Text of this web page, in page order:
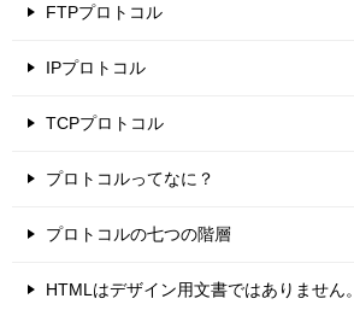
FTPプロトコル
IPプロトコル
TCPプロトコル
プロトコルってなに？
プロトコルの七つの階層
HTMLはデザイン用文書ではありません。